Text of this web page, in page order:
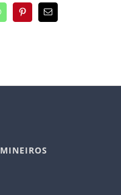
Pinterest
E-
mail